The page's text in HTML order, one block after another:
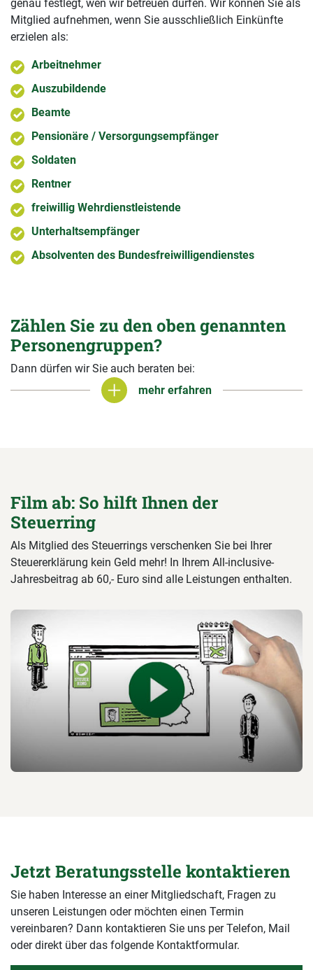
genau festlegt, wen wir betreuen dürfen. Wir können Sie als
Mitglied aufnehmen, wenn Sie ausschließlich Einkünfte
erzielen als:
Arbeitnehmer
Auszubildende
Beamte
Pensionäre / Versorgungsempfänger
Soldaten
Rentner
freiwillig Wehrdienstleistende
Unterhaltsempfänger
Absolventen des Bundesfreiwilligendienstes
Zählen Sie zu den oben genannten
Personengruppen?
Dann dürfen wir Sie auch beraten bei:
mehr erfahren
mehr erfahren
Film ab: So hilft Ihnen der
Steuerring
Als Mitglied des Steuerrings verschenken Sie bei Ihrer
Steuererklärung kein Geld mehr! In Ihrem All-inclusive-
Jahresbeitrag ab 60,- Euro sind alle Leistungen enthalten.
Jetzt Beratungsstelle kontaktieren
Sie haben Interesse an einer Mitgliedschaft, Fragen zu
unseren Leistungen oder möchten einen Termin
vereinbaren? Dann kontaktieren Sie uns per Telefon, Mail
oder direkt über das folgende Kontaktformular.